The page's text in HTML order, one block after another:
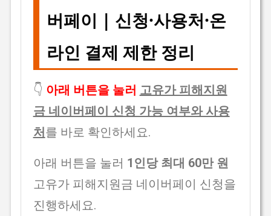
버페이 | 신청·사용처·온
라인 결제 제한 정리
👇 아래 버튼을 눌러 고유가 피해지원
금 네이버페이 신청 가능 여부와 사용
처를 바로 확인하세요.
아래 버튼을 눌러 1인당 최대 60만 원
고유가 피해지원금 네이버페이 신청을
진행하세요.